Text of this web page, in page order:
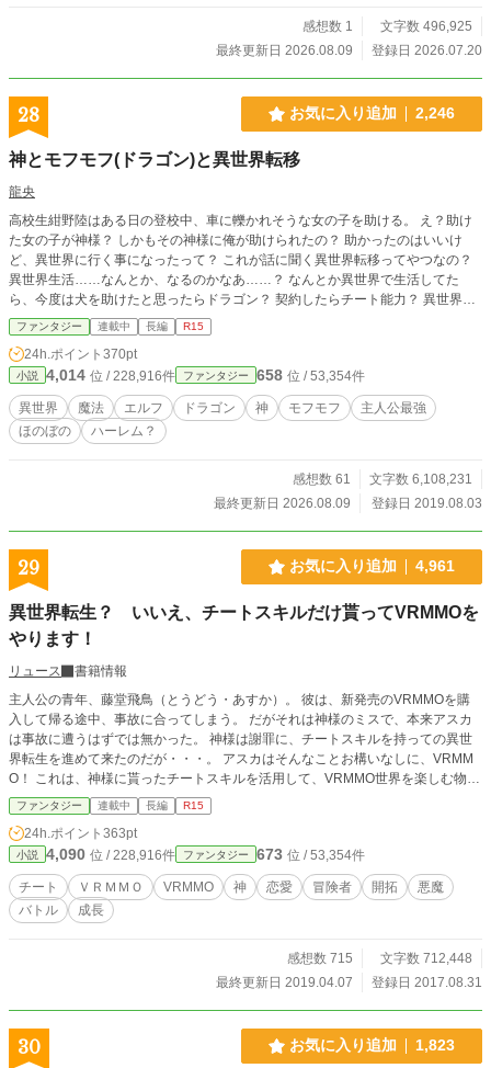
団長が、村の壁に埋まっていた。 「貴様……ッ！ 今すぐ解
りたい陰キャ村人代表と、威厳を守りたい女騎士団長。 地味
スキル〈壁〉から始まる、異世界防衛コメディ開幕！
感想数 1
文字数 496,925
最終更新日 2026.08.09
登録日 2026.07.20
28 お気に入り追加 2,246
神とモフモフ(ドラゴン)と異世界転移
龍央
高校生紺野陸はある日の登校中、車に轢かれそうな女の子を助ける。 え？助け
た女の子が神様？ しかもその神様に俺が助けられたの？ 助かったのはいいけ
ど、異世界に行く事になったって？ これが話に聞く異世界転移ってやつなの？
異世界生活……なんとか、なるのかなあ……？ なんとか異世界で生活してた
ら、今度は犬を助けたと思ったらドラゴン？ 契約したらチート能力？ 異世界で
俺は何かをしたいとは思っていたけど、色々と盛り過ぎじゃないかな？ ちょっ
と待って、このドラゴン凄いモフモフじゃない？ 平凡で何となく生きていたモ
フモフ好きな学生が異世界転移でドラゴンや神様とあれやこれやしていくお話
し。 基本シリアス少な目、モフモフ成分有りで書いていこうと思います。 女性
キャラが多いため、様々なご指摘があったので念のため、タグに【ハーレム？】
を追加致しました。 ９/１８よりエルフの出るお話になりましたのでタグにエル
フを追加致しました。 1話2800文字～3500文字以内で投稿させていただきま
ファンタジー 連載中 長編 R15
24h.ポイント 370pt
小説 4,014 位 / 228,916件 ファンタジー 658 位 / 53,354件
異世界 魔法 エルフ ドラゴン 神 モフモフ
主人公最強
ほのぼの
ハーレム？
感想数 61
文字数 6,108,231
最終更新日 2026.08.09
登録日 2019.08.03
29 お気に入り追加 4,961
異世界転生？ いいえ、チートスキルだけ貰ってVRMMOを
やります！
リュース
書籍情報
主人公の青年、藤堂飛鳥（とうどう・あすか）。 彼は、新発売のVRMMOを購
入して帰る途中、事故に合ってしまう。 だがそれは神様のミスで、本来アスカ
は事故に遭うはずでは無かった。 神様は謝罪に、チートスキルを持っての異世
界転生を進めて来たのだが・・・。 アスカはそんなことお構いなしに、VRMM
O！ これは、神様に貰ったチートスキルを活用して、VRMMO世界を楽しむ物
語。 異世界云々が出てくるのは、殆ど最初だけです。 そちらがお望みの方に
は、満足していただけないかもしれません。
ファンタジー 連載中 長編 R15
24h.ポイント 363pt
小説 4,090 位 / 228,916件 ファンタジー 673 位 / 53,354件
チート ＶＲＭＭＯ VRMMO 神 恋愛 冒険者 開拓
悪魔
バトル
成長
感想数 715
文字数 712,448
最終更新日 2019.04.07
登録日 2017.08.31
30 お気に入り追加 1,823